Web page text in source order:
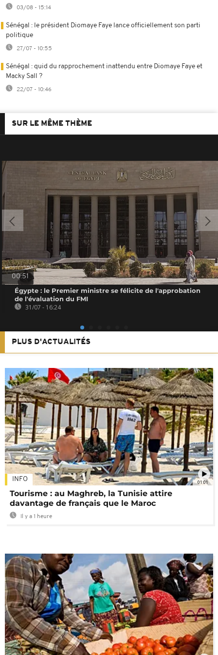
03/08 - 15:14
Sénégal : le président Diomaye Faye lance officiellement son parti
politique
27/07 - 10:55
Sénégal : quid du rapprochement inattendu entre Diomaye Faye et
Macky Sall ?
22/07 - 10:46
SUR LE MÊME THÈME
00:51
Égypte : le Premier ministre se félicite de l'approbation
de l'évaluation du FMI
31/07 - 16:24
PLUS D'ACTUALITÉS
01:01
INFO
Tourisme : au Maghreb, la Tunisie attire
davantage de français que le Maroc
Il y a 1 heure